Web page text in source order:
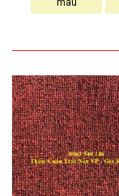
màu